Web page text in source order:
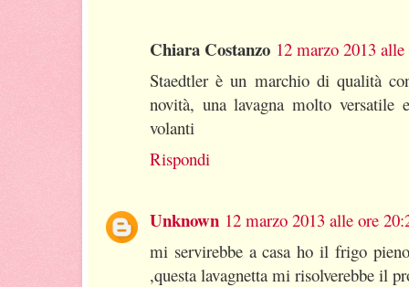
Chiara Costanzo 12 marzo 2013
Staedtler è un marchio di qualità
novità, una lavagna molto versatile
volanti
Rispondi
Unknown 12 marzo 2013 alle ore
mi servirebbe a casa ho il frigo
,questa lavagnetta mi risolverebbe il